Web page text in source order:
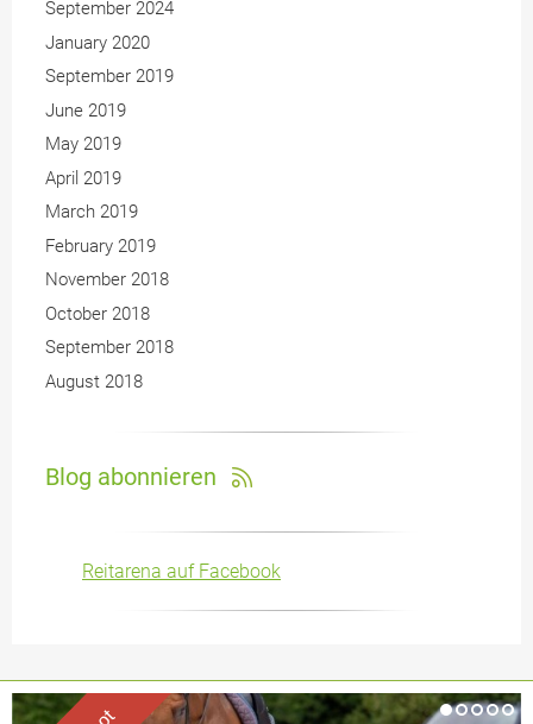
September 2024
January 2020
September 2019
June 2019
May 2019
April 2019
March 2019
February 2019
November 2018
October 2018
September 2018
August 2018
Blog abonnieren
Reitarena auf Facebook